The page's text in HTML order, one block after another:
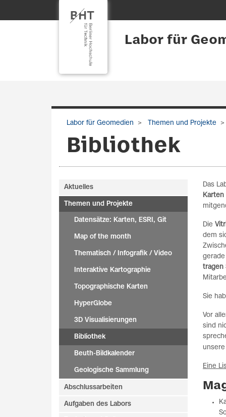
Labor für
Labor für Geomedien Themen und Projekte
Bibliothek
Aktuelles
Themen und Projekte
Datensätze: Karten, ESRI, Git
Map of the month
Thematisch / Infografik / Video
Interaktive Kartographie
Topographische Karten
HyperGlobe
3D Visualisierungen
Bibliothek
Beuth-Bildkalender
Geologische Sammlung
Abschlussarbeiten
Aufgaben des Labors
Das
Karten
Die
dem
tragen
Sie
Vor
sind
unsere
Eine